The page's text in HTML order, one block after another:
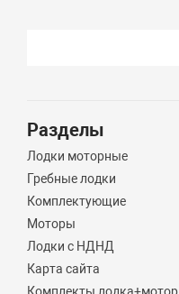
Разделы
Лодки моторные
Гребные лодки
Комплектующие
Моторы
Лодки с НДНД
Карта сайта